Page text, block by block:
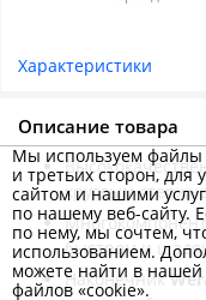
Характеристики
Описание товара
круглым
быстром и
Наконечник
Мы используем файлы
и третьих сторон,
сайтом и нашими
по нашему веб-сайту.
по нему, мы сочтем,
использованием.
можете найти в
файлов «cookie».